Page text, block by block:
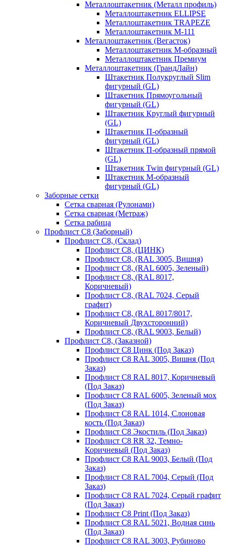
Металлоштакетник (Металл профиль)
Металлоштакетник ELLIPSE
Металлоштакетник TRAPEZE
Металлоштакетник М-111
Металлоштакетник (Вегасток)
Металлоштакетник М-образный
Металлоштакетник Премиум
Металлоштакетник (ГрандЛайн)
Штакетник Полукруглый Slim
фигурный (GL)
Штакетник Прямоугольный
фигурный (GL)
Штакетник Круглый фигурный
(GL)
Штакетник П-образный
фигурный (GL)
Штакетник П-образный прямой
(GL)
Штакетник Twin фигурный (GL)
Штакетник М-образный
фигурный (GL)
Заборные сетки
Сетка сварная (Рулонами)
Сетка сварная (Метраж)
Сетка рабица
Профлист С8 (Заборный)
Профлист С8, (Склад)
Профлист С8, (ЦИНК)
Профлист С8, (RAL 3005, Вишня)
Профлист С8, (RAL 6005, Зеленый)
Профлист С8, (RAL 8017,
Коричневый)
Профлист С8, (RAL 7024, Серый
графит)
Профлист С8, (RAL 8017/8017,
Коричневый Двухсторонний)
Профлист С8, (RAL 9003, Белый)
Профлист С8, (Заказной)
Профлист С8 Цинк (Под Заказ)
Профлист С8 RAL 3005, Вишня (Под
Заказ)
Профлист С8 RAL 8017, Коричневый
(Под Заказ)
Профлист С8 RAL 6005, Зеленый мох
(Под Заказ)
Профлист С8 RAL 1014, Слоновая
кость (Под Заказ)
Профлист С8 Экостиль (Под Заказ)
Профлист С8 RR 32, Темно-
Коричневый (Под Заказ)
Профлист С8 RAL 9003, Белый (Под
Заказ)
Профлист С8 RAL 7004, Серый (Под
Заказ)
Профлист С8 RAL 7024, Серый графит
(Под Заказ)
Профлист С8 Print (Под Заказ)
Профлист С8 RAL 5021, Водная синь
(Под Заказ)
Профлист С8 RAL 3003, Рубиново